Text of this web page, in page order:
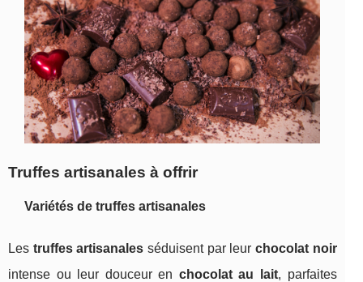
Truffes artisanales à offrir
Variétés de truffes artisanales
Les truffes artisanales séduisent par leur chocolat noir
intense ou leur douceur en chocolat au lait, parfaites